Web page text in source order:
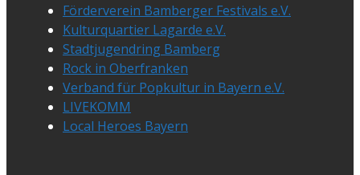
Förderverein Bamberger Festivals e.V.
Kulturquartier Lagarde e.V.
Stadtjugendring Bamberg
Rock in Oberfranken
Verband für Popkultur in Bayern e.V.
LIVEKOMM
Local Heroes Bayern